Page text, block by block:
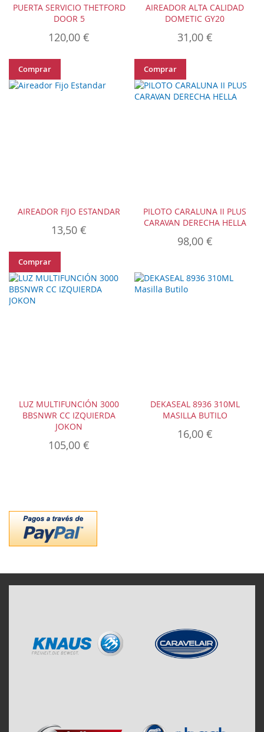
PUERTA SERVICIO THETFORD
DOOR 5
120,00 €
Comprar
AIREADOR ALTA CALIDAD
DOMETIC GY20
31,00 €
Comprar
AIREADOR FIJO ESTANDAR
13,50 €
Comprar
PILOTO CARALUNA II PLUS
CARAVAN DERECHA HELLA
98,00 €
LUZ MULTIFUNCIÓN 3000
BBSNWR CC IZQUIERDA
JOKON
105,00 €
DEKASEAL 8936 310ML
MASILLA BUTILO
16,00 €